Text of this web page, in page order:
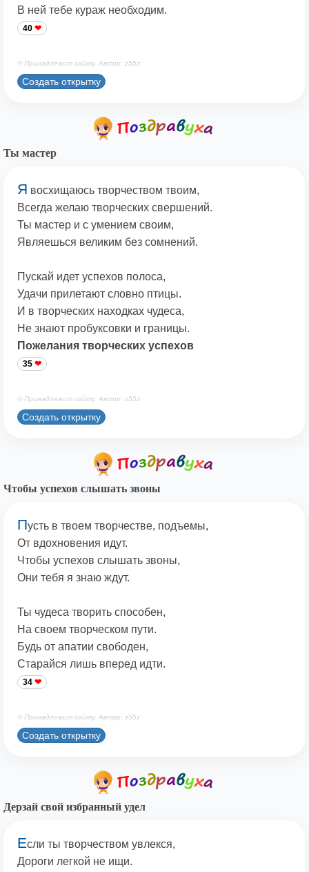
В ней тебе кураж необходим.
40
© Принадлежит сайту. Автор: z55z
Создать открытку
Ты мастер
Я восхищаюсь творчеством твоим,
Всегда желаю творческих свершений.
Ты мастер и с умением своим,
Являешься великим без сомнений.
Пускай идет успехов полоса,
Удачи прилетают словно птицы.
И в творческих находках чудеса,
Не знают пробуксовки и границы.
Пожелания творческих успехов
35
© Принадлежит сайту. Автор: z55z
Создать открытку
Чтобы успехов слышать звоны
Пусть в твоем творчестве, подъемы,
От вдохновения идут.
Чтобы успехов слышать звоны,
Они тебя я знаю ждут.
Ты чудеса творить способен,
На своем творческом пути.
Будь от апатии свободен,
Старайся лишь вперед идти.
34
© Принадлежит сайту. Автор: z55z
Создать открытку
Дерзай свой избранный удел
Если ты творчеством увлекся,
Дороги легкой не ищи.